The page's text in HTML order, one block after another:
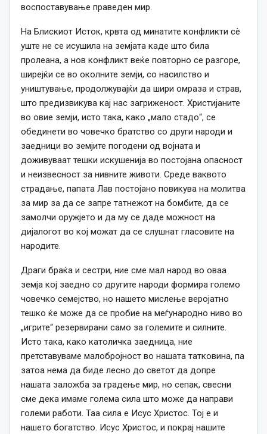
воспоставување праведен мир.
На Блискиот Исток, крвта од минатите конфликти сè
уште не се исушила на земјата каде што била
пролеана, а нов конфликт веќе повторно се разгоре,
ширејќи се во околните земји, со насилство и
уништување, продолжувајќи да шири омраза и страв,
што предизвикува кај нас загриженост. Христијаните
во овие земји, исто така, како „мало стадо“, се
обединети во човечко братство со други народи и
заедници во земјите погодени од војната и
доживуваат тешки искушенија во постојана опасност
и неизвесност за нивните животи. Среде ваквото
страдање, папата Лав постојано повикува на молитва
за мир за да се запре татнежот на бомбите, да се
замолчи оружјето и да му се даде можност на
дијалогот во кој можат да се слушнат гласовите на
народите.
Драги браќа и сестри, ние сме мал народ во оваа
земја кој заедно со другите народи формира големо
човечко семејство, но нашето мислење веројатно
тешко ќе може да се пробие на меѓународно ниво во
„игрите“ резервирани само за големите и силните.
Исто така, како католичка заедница, ние
претставуваме малобројност во нашата татковина, па
затоа нема да биде лесно до светот да допре
нашата заложба за градење мир, но сепак, свесни
сме дека имаме голема сила што може да направи
големи работи. Таа сила е Исус Христос. Тој е и
нашето богатство. Исус Христос, и покрај нашите